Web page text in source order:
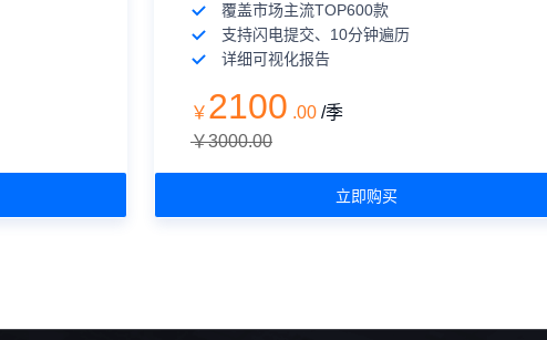
覆盖市场主流TOP600款
支持闪电提交、10分钟遍历
详细可视化报告
￥ 2100 .00 /季
￥3000.00
立即购买